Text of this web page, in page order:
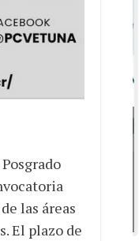
las áreas
El plazo de
desigual
mayor